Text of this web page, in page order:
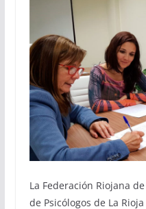
La Federación Riojana
de Psicólogos de La